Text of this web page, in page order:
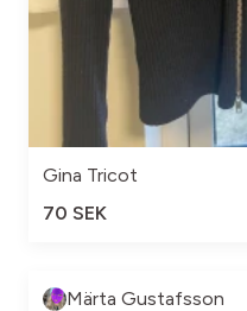
Gina Tricot
70 SEK
Märta Gustafsson